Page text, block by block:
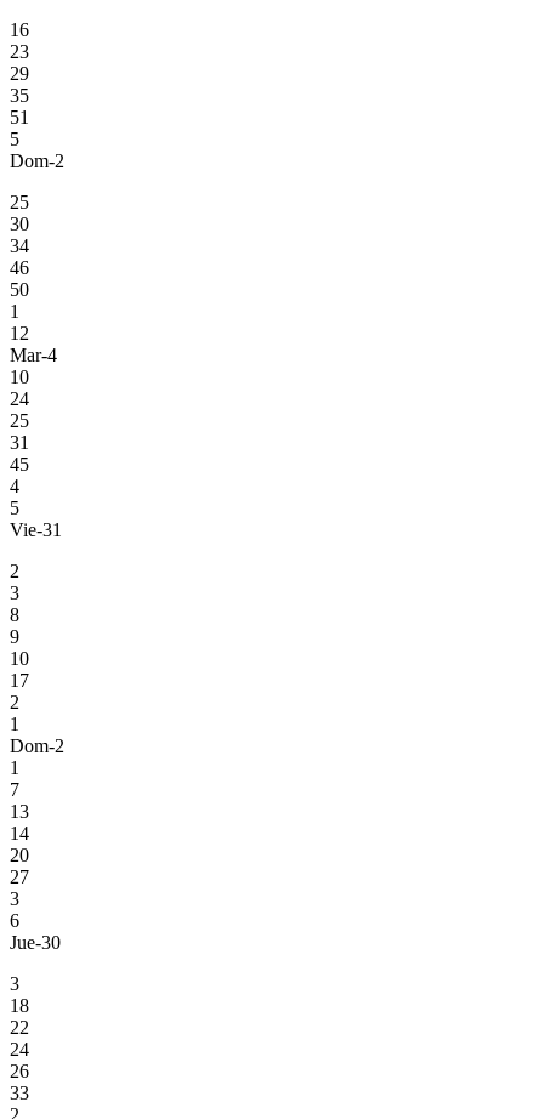
16
23
29
35
51
5
Dom-2
25
30
34
46
50
1
12
Mar-4
10
24
25
31
45
4
5
Vie-31
2
3
8
9
10
17
2
1
Dom-2
1
7
13
14
20
27
3
6
Jue-30
3
18
22
24
26
33
2